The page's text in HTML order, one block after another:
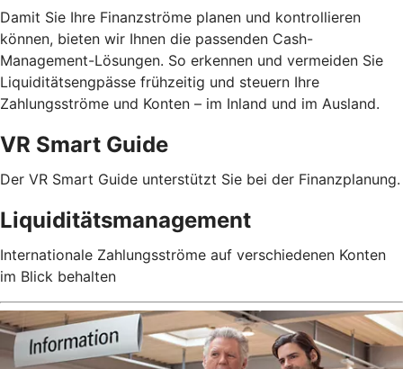
Damit Sie Ihre Finanzströme planen und kontrollieren
können, bieten wir Ihnen die passenden Cash-
Management-Lösungen. So erkennen und vermeiden Sie
Liquiditätsengpässe frühzeitig und steuern Ihre
Zahlungsströme und Konten – im Inland und im Ausland.
VR Smart Guide
Der VR Smart Guide unterstützt Sie bei der Finanzplanung.
Liquiditätsmanagement
Internationale Zahlungsströme auf verschiedenen Konten
im Blick behalten